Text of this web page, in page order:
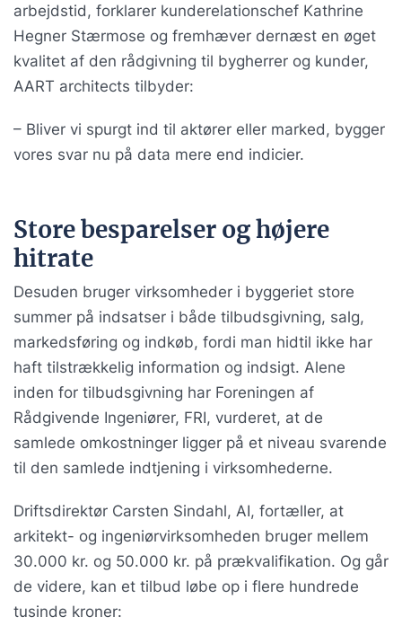
arbejdstid, forklarer kunderelationschef Kathrine
Hegner Stærmose og fremhæver dernæst en øget
kvalitet af den rådgivning til bygherrer og kunder,
AART architects tilbyder:
– Bliver vi spurgt ind til aktører eller marked, bygger
vores svar nu på data mere end indicier.
Store besparelser og højere
hitrate
Desuden bruger virksomheder i byggeriet store
summer på indsatser i både tilbudsgivning, salg,
markedsføring og indkøb, fordi man hidtil ikke har
haft tilstrækkelig information og indsigt. Alene
inden for tilbudsgivning har Foreningen af
Rådgivende Ingeniører, FRI, vurderet, at de
samlede omkostninger ligger på et niveau svarende
til den samlede indtjening i virksomhederne.
Driftsdirektør Carsten Sindahl, AI, fortæller, at
arkitekt- og ingeniørvirksomheden bruger mellem
30.000 kr. og 50.000 kr. på prækvalifikation. Og går
de videre, kan et tilbud løbe op i flere hundrede
tusinde kroner: